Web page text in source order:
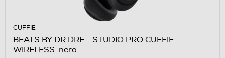
CUFFIE
BEATS BY DR.DRE - STUDIO PRO CUFFIE
WIRELESS-nero